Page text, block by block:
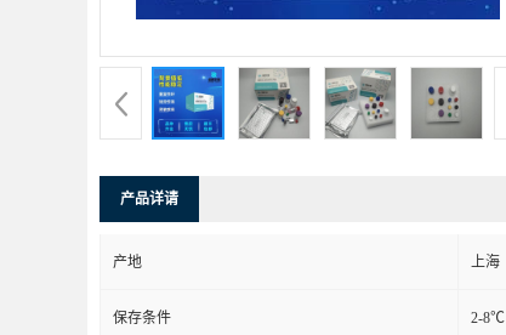
产品详请
产地 上海
保存条件 2-8℃